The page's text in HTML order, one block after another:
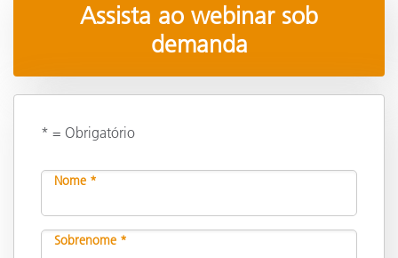
Assista ao webinar sob
demanda
* = Obrigatório
Nome *
Sobrenome *